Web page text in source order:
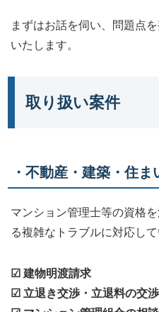
まずはお話を伺い、問題点
いたします。
取り扱い案件
・不動産・建築・住ま
マンション管理士等の資格
る複雑なトラブルに対応して
☑ 建物明渡請求
☑ 立退き交渉・立退料の交渉